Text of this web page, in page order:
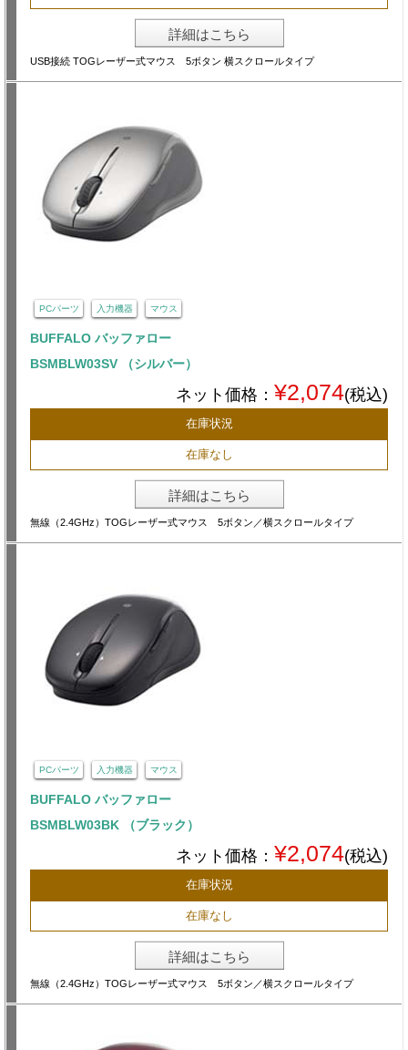
詳細はこちら
USB接続 TOGレーザー式マウス 5ボタン 横スクロールタイプ
PCパーツ 入力機器 マウス
BUFFALO バッファロー
BSMBLW03SV （シルバー）
ネット価格： ¥2,074(税込)
在庫状況
在庫なし
詳細はこちら
無線（2.4GHz）TOGレーザー式マウス 5ボタン／横スクロールタイプ
PCパーツ 入力機器 マウス
BUFFALO バッファロー
BSMBLW03BK （ブラック）
ネット価格： ¥2,074(税込)
在庫状況
在庫なし
詳細はこちら
無線（2.4GHz）TOGレーザー式マウス 5ボタン／横スクロールタイプ